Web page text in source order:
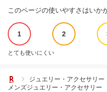
このページの使いやすさはいか
1 2
とても使いにくい
ジュエリー・アクセサリー
メンズジュエリー・アクセサリー